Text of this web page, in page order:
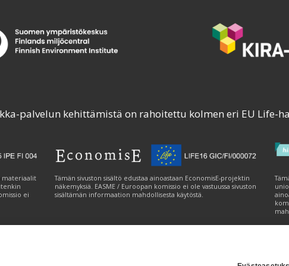
palvelun kehittämistä on rahoitettu kolmen eri EU Life-
materiaalit
ei
Tämän sivuston sisältö edustaa ainoastaan EconomisE-projektin
näkemyksiä. EASME / Euroopan komissio ei ole vastuussa sivuston
sisältämän informaation mahdollisesta käytöstä.